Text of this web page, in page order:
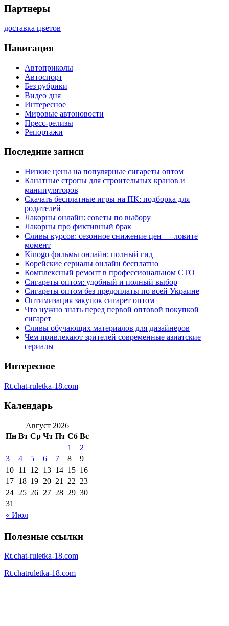
Партнеры
доставка цветов
Навигация
Автоприколы
Автоспорт
Без рубрики
Видео дня
Интересное
Мировые автоновости
Пресс-релизы
Репортажи
Последние записи
Низкие цены на популярные сигареты оптом
Канатные стропы для строительных кранов и
манипуляторов
Скачать бесплатные игры на ПК: подборка для
родителей
Лакорны онлайн: советы по выбору
Лакорны про фиктивный брак
Сливы курсов: сезонное снижение цен — ловите
момент
Kinogo фильмы онлайн: полный гид
Корейские сериалы онлайн бесплатно
Комплексный ремонт в профессиональном СТО
Сигареты оптом: удобный и полный выбор
Сигареты оптом без предоплаты по всей Украине
Оптимизация закупок сигарет оптом
Что нужно знать перед первой оптовой покупкой
сигарет
Сливы обучающих материалов для дизайнеров
Чем привлекают зрителей современные азиатские
сериалы
Интересное
Rt.chat-ruletka-18.com
Календарь
Август 2026
Пн Вт Ср Чт Пт Сб Вс
« Июл
1
2
3
4 5 6 7 8
9
10 11 12 13 14 15 16
17 18 19 20 21 22 23
24 25 26 27 28 29 30
31
Полезные ссылки
Rt.chat-ruletka-18.com
Rt.chatruletka-18.com